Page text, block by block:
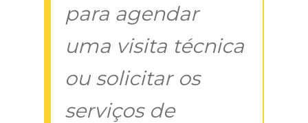
para agendar
uma visita técnica
ou solicitar os
serviços de